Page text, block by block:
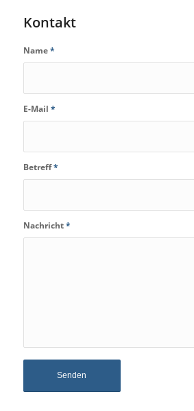
Kontakt
Name*
E-Mail *
Betreff*
Nachricht*